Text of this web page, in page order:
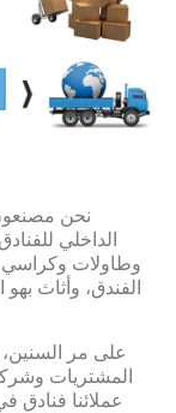
نحن
الداخلي
وطاولات
الفندق، وأثاث
على مر
المشتريات
عملائنا